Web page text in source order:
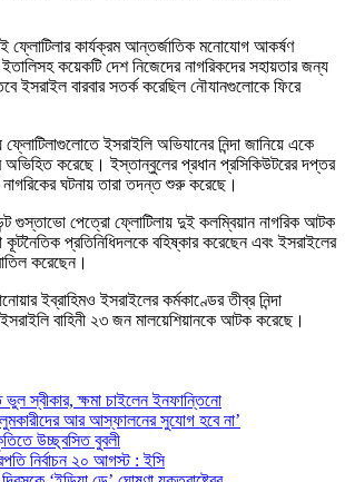
ফ্লোটিলার কার্যক্রম আন্তর্জাতিক মনোযোগ আকর্ষণ
কয়েকটি দেশ নিজেদের নাগরিকদের সহায়তার জন্য
ইসরাইল বারবার সতর্ক করেছিল নৌযানগুলোকে ফিরে
ফ্লোটিলাগুলোতে ইসরাইলি অভিযানের নিন্দা জানিয়ে একে
অভিহিত করেছে। ইস্তান্বুলের প্রধান প্রসিকিউটরের দপ্তর
ঘটনায় তারা তদন্ত শুরু করেছে।
গুস্তাভো পেত্রো ফ্লোটিলায় দুই কলম্বিয়ান নাগরিক আটক
প্রতিনিধিদলকে বহিষ্কার করেছেন এবং ইসরাইলের
করেছেন।
ইব্রাহিমও ইসরাইলের কর্মকাণ্ডের তীব্র নিন্দা
বাহিনী ২৩ জন মালয়েশিয়ানকে আটক করেছে।
ভুল স্বীকার, ক্ষমা চাইলেন ইনফান্তিনো
আর আস্ফালনের সুযোগ হবে না’
উচ্ছ্বসিত বুবলী
নির্বাচন ২০ আগস্ট : ইসি